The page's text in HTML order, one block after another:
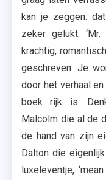
kan je zeggen:
zeker gelukt.
krachtig,
geschreven. Je
door het verhaal
boek rijk is.
Malcolm die al de
de hand van zijn
Dalton die
luxeleventje,